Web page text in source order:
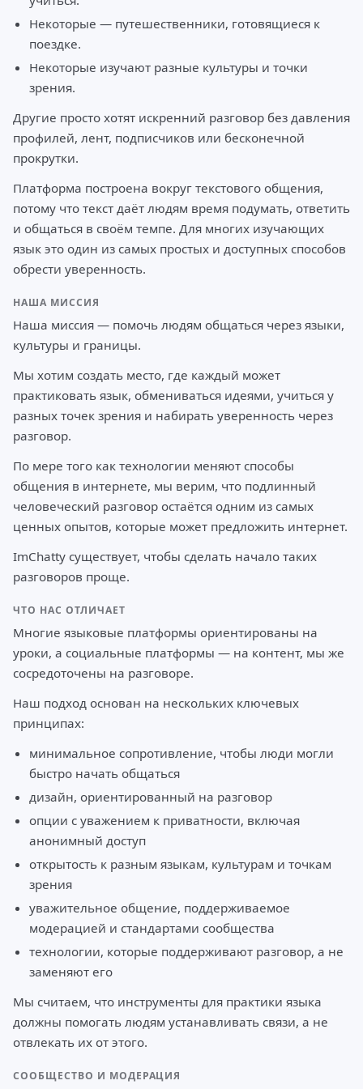
Некоторые — путешественники, готовящиеся к
поездке.
Некоторые изучают разные культуры и точки
зрения.
Другие просто хотят искренний разговор без давления
профилей, лент, подписчиков или бесконечной
прокрутки.
Платформа построена вокруг текстового общения,
потому что текст даёт людям время подумать, ответить
и общаться в своём темпе. Для многих изучающих
язык это один из самых простых и доступных способов
обрести уверенность.
НАША МИССИЯ
Наша миссия — помочь людям общаться через языки,
культуры и границы.
Мы хотим создать место, где каждый может
практиковать язык, обмениваться идеями, учиться у
разных точек зрения и набирать уверенность через
разговор.
По мере того как технологии меняют способы
общения в интернете, мы верим, что подлинный
человеческий разговор остаётся одним из самых
ценных опытов, которые может предложить интернет.
ImChatty существует, чтобы сделать начало таких
разговоров проще.
ЧТО НАС ОТЛИЧАЕТ
Многие языковые платформы ориентированы на
уроки, а социальные платформы — на контент, мы же
сосредоточены на разговоре.
Наш подход основан на нескольких ключевых
принципах:
минимальное сопротивление, чтобы люди могли
быстро начать общаться
дизайн, ориентированный на разговор
опции с уважением к приватности, включая
анонимный доступ
открытость к разным языкам, культурам и точкам
зрения
уважительное общение, поддерживаемое
модерацией и стандартами сообщества
технологии, которые поддерживают разговор, а не
заменяют его
Мы считаем, что инструменты для практики языка
должны помогать людям устанавливать связи, а не
отвлекать их от этого.
СООБЩЕСТВО И МОДЕРАЦИЯ